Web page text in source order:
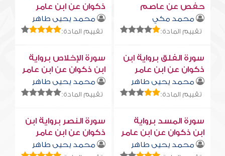
حفص عن عاصم
محمد مكي
تقييم المادة:
ذكوان عن ابن عامر
محمد يحيى طاهر
تقييم المادة:
سورة الفلق برواية ابن
ذكوان عن ابن عامر
محمد يحيى طاهر
تقييم المادة:
سورة الإخلاص برواية
ابن ذكوان عن ابن عامر
محمد يحيى طاهر
تقييم المادة:
سورة المسد برواية
ابن ذكوان عن ابن عامر
محمد يحيى طاهر
سورة النصر برواية ابن
ذكوان عن ابن عامر
محمد يحيى طاهر